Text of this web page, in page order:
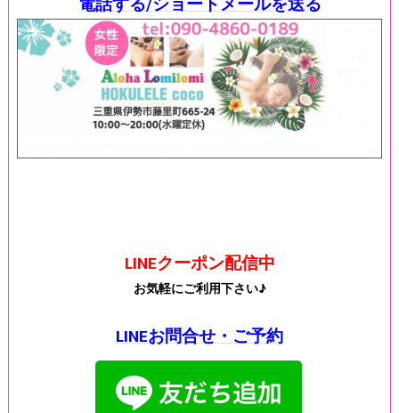
LINEクーポン配信中
お気軽にご利用下さい♪
LINEお問合せ・ご予約